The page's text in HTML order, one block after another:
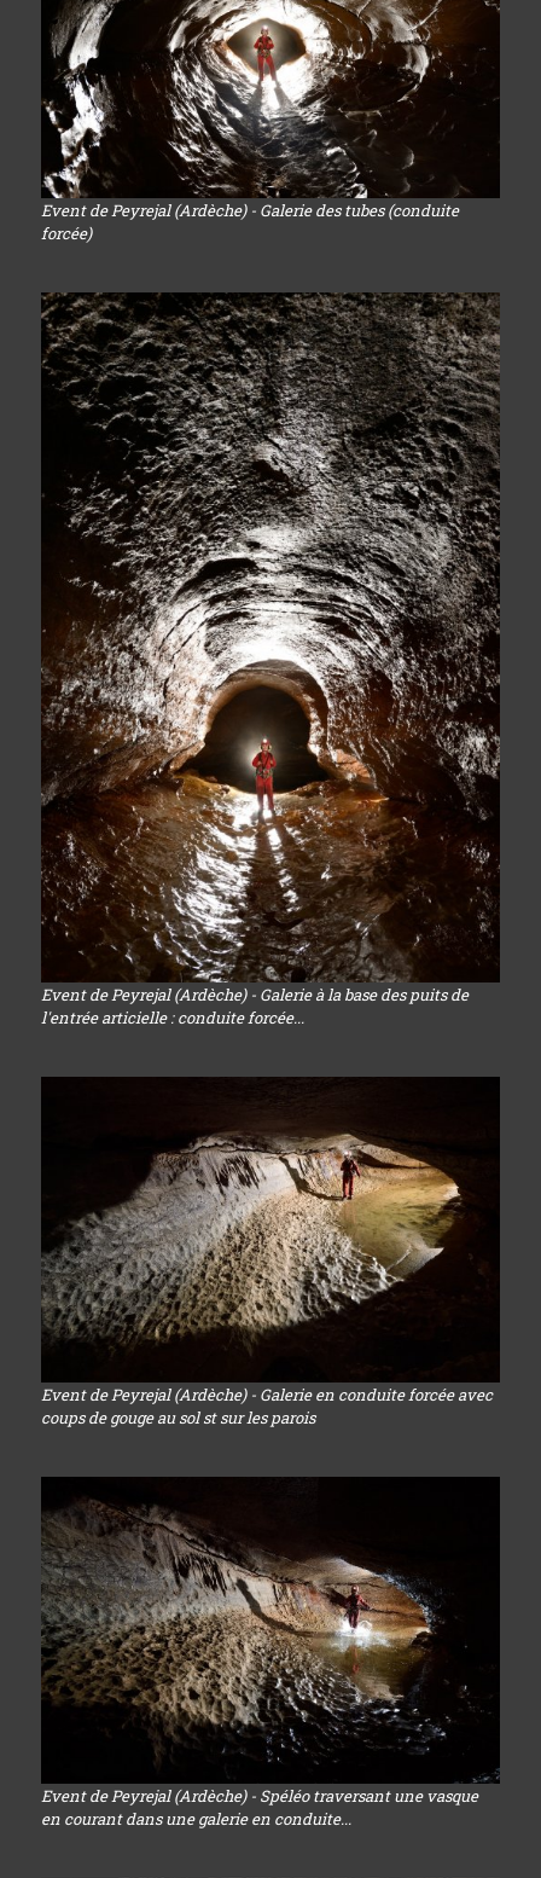
Event de Peyrejal (Ardèche) - Galerie des tubes (conduite
forcée)
Event de Peyrejal (Ardèche) - Galerie à la base des puits de
l'entrée articielle : conduite forcée...
Event de Peyrejal (Ardèche) - Galerie en conduite forcée avec
coups de gouge au sol st sur les parois
Event de Peyrejal (Ardèche) - Spéléo traversant une vasque
en courant dans une galerie en conduite...